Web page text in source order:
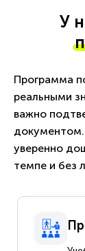
У
Программа
реальными
важно
уверенно
темпе и без